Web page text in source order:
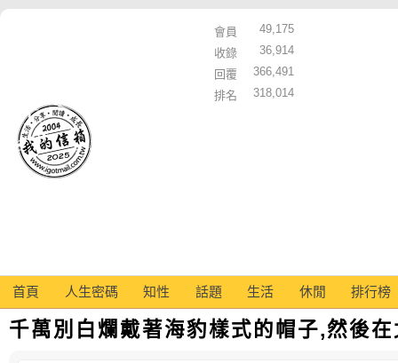
會員
49,175
收錄
36,914
回覆
366,491
排名
318,014
首頁 人生密碼 知性 話題 生活 休閒 排行榜
千萬別白爛戴著海豹樣式的帽子,然後